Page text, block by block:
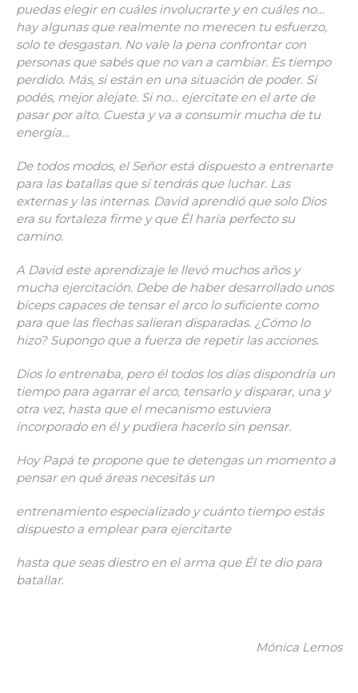
puedas elegir en cuáles involucrarte y en cuáles no…
hay algunas que realmente no merecen tu esfuerzo,
solo te desgastan. No vale la pena confrontar con
personas que sabés que no van a cambiar. Es tiempo
perdido. Más, si están en una situación de poder. Si
podés, mejor alejate. Si no… ejercitate en el arte de
pasar por alto. Cuesta y va a consumir mucha de tu
energía…
De todos modos, el Señor está dispuesto a entrenarte
para las batallas que sí tendrás que luchar. Las
externas y las internas. David aprendió que solo Dios
era su fortaleza firme y que Él haría perfecto su
camino.
A David este aprendizaje le llevó muchos años y
mucha ejercitación. Debe de haber desarrollado unos
bíceps capaces de tensar el arco lo suficiente como
para que las flechas salieran disparadas. ¿Cómo lo
hizo? Supongo que a fuerza de repetir las acciones.
Dios lo entrenaba, pero él todos los días dispondría un
tiempo para agarrar el arco, tensarlo y disparar, una y
otra vez, hasta que el mecanismo estuviera
incorporado en él y pudiera hacerlo sin pensar.
Hoy Papá te propone que te detengas un momento a
pensar en qué áreas necesitás un
entrenamiento especializado y cuánto tiempo estás
dispuesto a emplear para ejercitarte
hasta que seas diestro en el arma que Él te dio para
batallar.
Mónica Lemos